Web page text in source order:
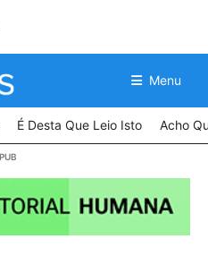
Menu
É Desta Que Leio Isto Acho